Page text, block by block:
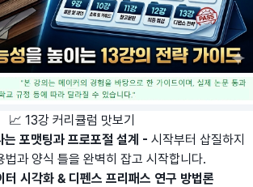
📈 13강 커리큘럼 맛보기
포맷팅과 프로포절 설계 - 시작부터 삽질하지
과 양식 틀을 완벽히 잡고 시작합니다.
시각화 & 디펜스 프리패스 연구 방법론